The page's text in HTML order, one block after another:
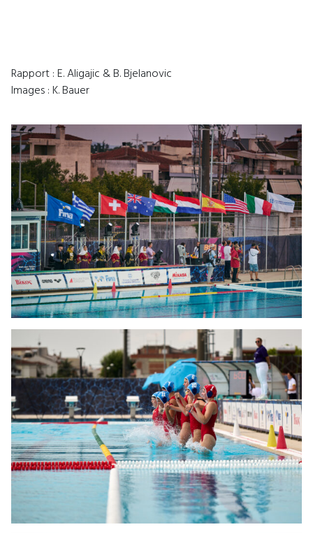
Rapport : E. Aligajic & B. Bjelanovic
Images : K. Bauer